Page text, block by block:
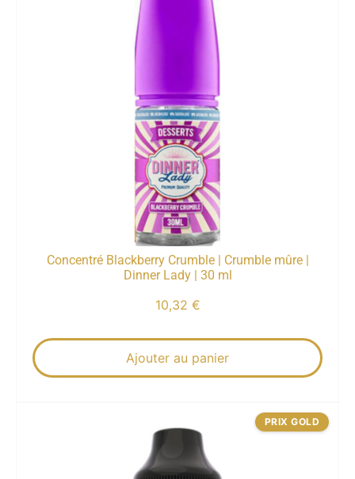
Concentré Blackberry Crumble | Crumble mûre |
Dinner Lady | 30 ml
10,32 €
Ajouter au panier
PRIX GOLD